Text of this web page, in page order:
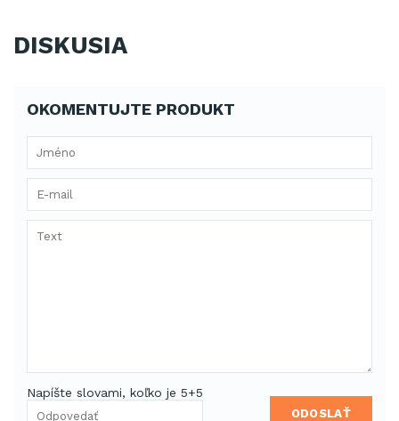
DISKUSIA
OKOMENTUJTE PRODUKT
Napíšte slovami, koľko je 5+5
ODOSLAŤ